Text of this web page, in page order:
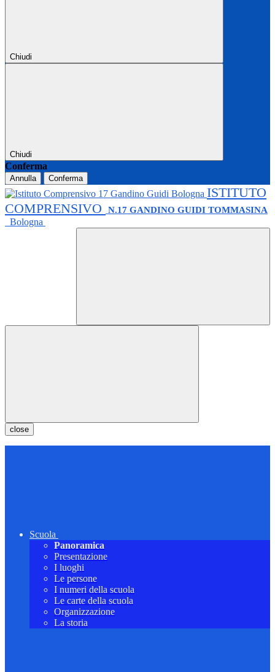
Chiudi
Chiudi
Conferma
Annulla Conferma
ISTITUTO
COMPRENSIVO
N.17 GANDINO GUIDI TOMMASINA
Bologna
close
Scuola
Panoramica
Presentazione
I luoghi
Le persone
I numeri della scuola
Le carte della scuola
Organizzazione
La storia